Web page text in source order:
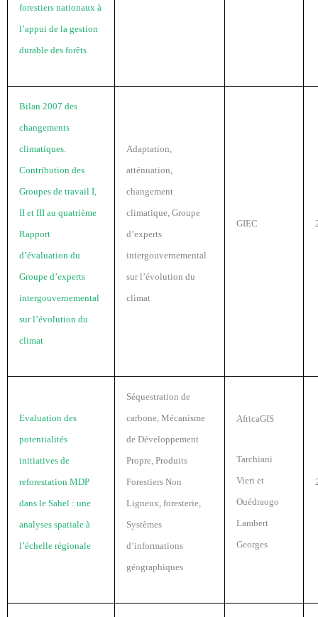
forestiers nationaux à
l’appui de la gestion
durable des forêts
Bilan 2007 des
changements
climatiques.
Contribution des
Groupes de travail I,
II et III au quatrième
Rapport
d’évaluation du
Groupe d’experts
intergouvernemental
sur l’évolution du
climat
Adaptation,
atténuation,
changement
climatique, Groupe
d’experts
intergouvernemental
sur l’évolution du
climat
GIEC
Evaluation des
potentialités
initiatives de
reforestation MDP
dans le Sahel : une
analyses spatiale à
l’échelle régionale
Séquestration de
carbone, Mécanisme
de Développement
Propre, Produits
Forestiers Non
Ligneux, foresterie,
Systèmes
d’informations
géographiques
AfricaGIS
Tarchiani
Vieri et
Ouédraogo
Lambert
Georges